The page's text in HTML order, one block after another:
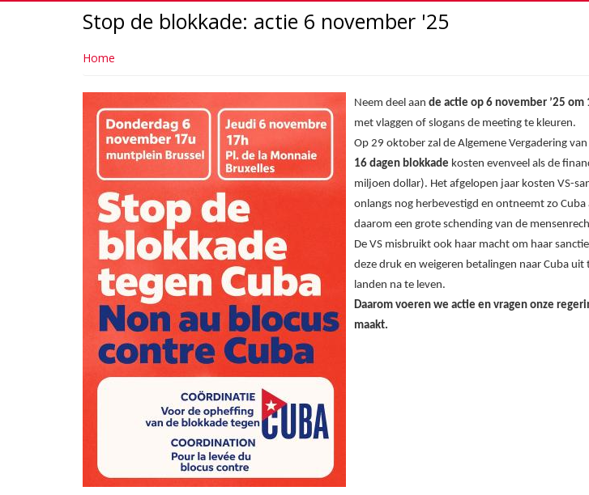
Stop de blokkade: actie 6 november '25
Home
Neem deel aan de actie op 6 november ’25
met vlaggen of slogans de meeting te kleuren.
Op 29 oktober zal de Algemene Vergadering
16 dagen blokkade kosten evenveel als de
miljoen dollar). Het afgelopen jaar kosten VS-
onlangs nog herbevestigd en ontneemt zo
daarom een grote schending van de
De VS misbruikt ook haar macht om haar
deze druk en weigeren betalingen naar Cuba
landen na te leven.
Daarom voeren we actie en vragen onze
maakt.